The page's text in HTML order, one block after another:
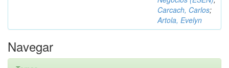
Carcach, Carlos;
Artola, Evelyn
Navegar